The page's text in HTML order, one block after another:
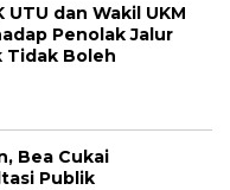
UTU dan Wakil UKM
Penolak Jalur
Tidak Boleh
Bea Cukai
Publik